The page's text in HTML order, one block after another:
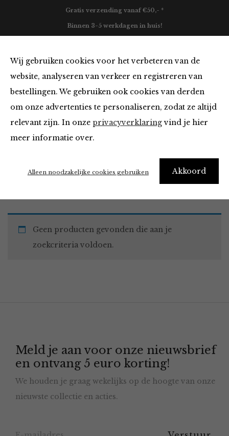
Wij gebruiken cookies voor het verbeteren van de
website, analyseren van verkeer en registreren van
bestellingen. We gebruiken ook cookies van derden
om onze advertenties te personaliseren, zodat ze altijd
relevant zijn. In onze privacyverklaringvind je hier
meer informatie over.
Akkoord
Alleen noodzakelijke cookies gebruiken
Gratis verzending vanaf €50,- *
Binnen 3-5 werkdagen in huis!
Tops en Blouses
Home Winkel Kleding Tops en Blouses
Geen producten gevonden die aan je
zoekcriteria voldoen.
Meld je aan voor onze nieuwsbrief
en ontvang 5 euro korting!
We houden je graag wekelijks op de hoogte van onze
nieuwste collectie en acties.